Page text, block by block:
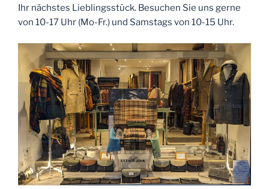
Ihr nächstes Lieblingsstück. Besuchen Sie uns gerne
von 10-17 Uhr (Mo-Fr.) und Samstags von 10-15 Uhr.